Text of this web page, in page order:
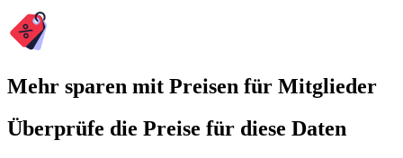
Mehr sparen mit Preisen für Mitglieder
Überprüfe die Preise für diese Daten